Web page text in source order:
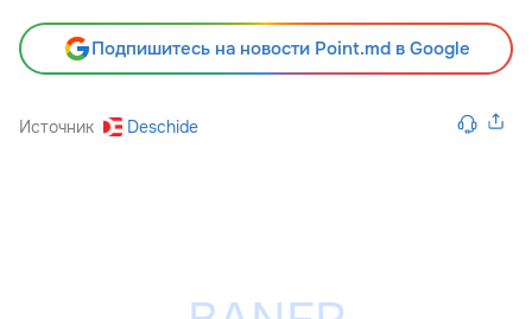
Подпишитесь на новости Point.md в Google
Источник Deschide